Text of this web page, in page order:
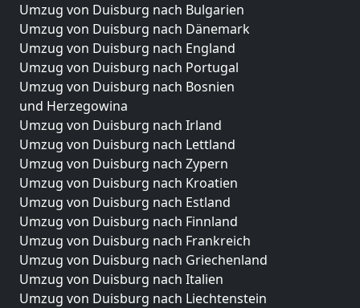
Umzug von Duisburg nach Bulgarien
Umzug von Duisburg nach Dänemark
Umzug von Duisburg nach England
Umzug von Duisburg nach Portugal
Umzug von Duisburg nach Bosnien
und Herzegowina
Umzug von Duisburg nach Irland
Umzug von Duisburg nach Lettland
Umzug von Duisburg nach Zypern
Umzug von Duisburg nach Kroatien
Umzug von Duisburg nach Estland
Umzug von Duisburg nach Finnland
Umzug von Duisburg nach Frankreich
Umzug von Duisburg nach Griechenland
Umzug von Duisburg nach Italien
Umzug von Duisburg nach Liechtenstein